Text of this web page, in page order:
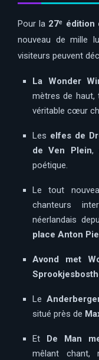
Pour la 27ᵉ édition
nouveau de mille
visiteurs peuvent
La Wonder
mètres de
véritable cœur
Les elfes de
de Ven Plein,
poétique.
Le tout
chanteurs
néerlandais
place Anton
Avond met
Le
situé près de
Et De Man
mêlant chant,